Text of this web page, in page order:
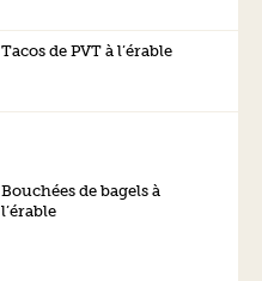
Tacos de PVT à l’érable
Bouchées de bagels à
l’érable